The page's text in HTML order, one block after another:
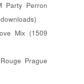
Party Perron
Mix (1509
Prague